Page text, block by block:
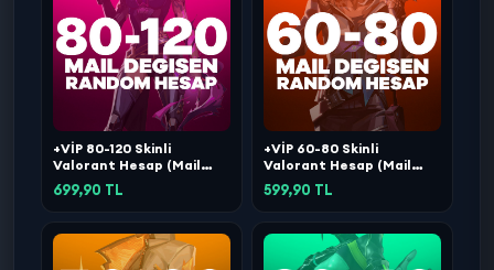
+VİP 80-120 Skinli
Valorant Hesap (Mail
Değişen)
699,90 TL
+VİP 60-80 Skinli
Valorant Hesap (Mail
Değişen)
599,90 TL